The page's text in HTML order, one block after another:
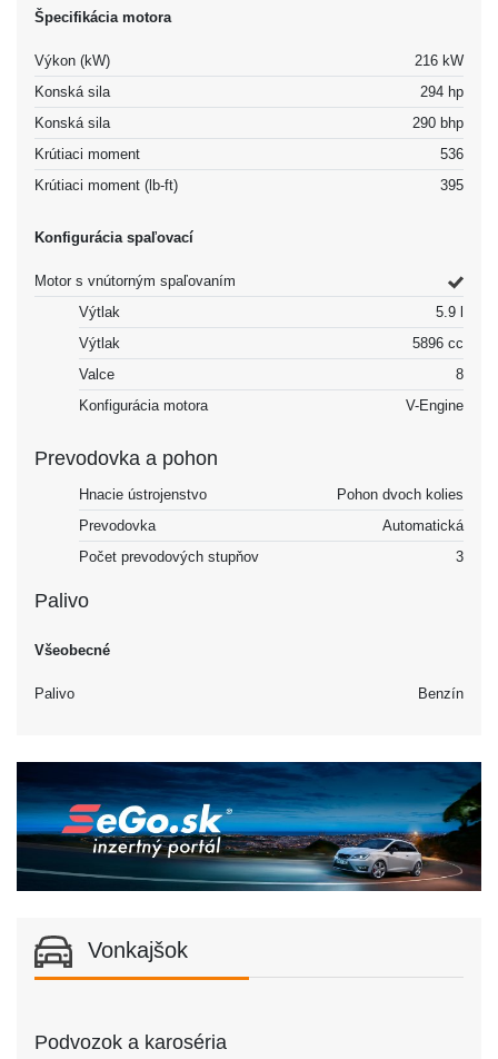
Špecifikácia motora
Výkon (kW)
216 kW
Konská sila
294 hp
Konská sila
290 bhp
Krútiaci moment
536
Krútiaci moment (lb-ft)
395
Konfigurácia spaľovací
Motor s vnútorným spaľovaním
Výtlak
5.9 l
Výtlak
5896 cc
Valce
8
Konfigurácia motora
V-Engine
Prevodovka a pohon
Hnacie ústrojenstvo
Pohon dvoch kolies
Prevodovka
Automatická
Počet prevodových stupňov
3
Palivo
Všeobecné
Palivo Benzín
Vonkajšok
Podvozok a karoséria